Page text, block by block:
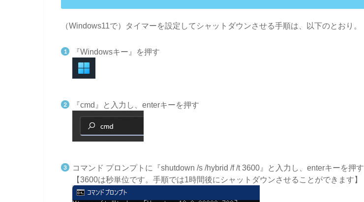
（Windows11で）タイマーを設定してシャットダウンさせる手順は、以下のとおり。
『Windowsキー』を押す
『cmd』と入力し、enterキーを押す
コマンド プロンプトに『shutdown /s /hybrid /f /t 3600』と入力し、enterキーを押す
【3600は秒単位です。手順では1時間後にシャットダウンさせることができます】